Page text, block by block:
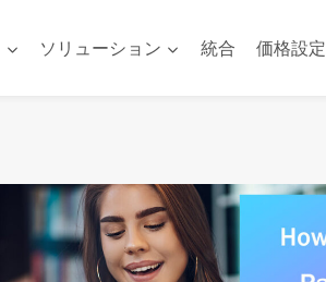
ソリューション 統合 価格設定